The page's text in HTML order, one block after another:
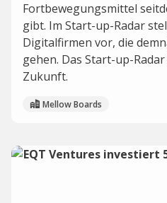
Fortbewegungsmittel
gibt. Im Start-up-Radar
Digitalfirmen vor, die
gehen. Das Start-up-
Zukunft.
Mellow Boards